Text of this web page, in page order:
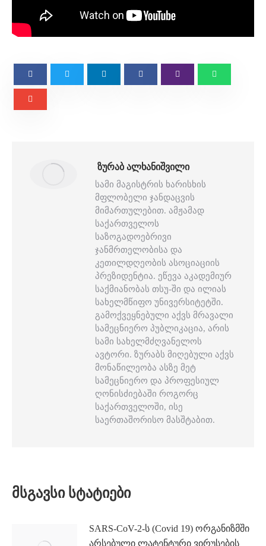
ᲖᲣᲠᲐᲑ ᲐᲚᲮᲐᲜᲘᲨᲕᲘᲚᲘ
სამი მაგისტრის ხარისხის
მფლობელი ჯანდაცვის
მიმართულებით. ამჟამად
საქართველოს
საზოგადოებრივი
ჯანმრთელობისა და
კეთილდღეობის ასოციაციის
პრეზიდენტია. ეწევა აკადემიურ
საქმიანობას თსუ-ში და ილიას
სახელმწიფო უნივერსიტეტში.
გამოქვეყნებული აქვს მრავალი
სამეცნიერო პუბლიკაცია, არის
სამი სახელმძღვანელოს
ავტორი. ზურაბს მიღებული აქვს
მონაწილეობა ასზე მეტ
სამეცნიერო და პროფესიულ
ღონისძიებაში როგორც
საქართველოში, ისე
საერთაშორისო მასშტაბით.
ᲛᲡᲒᲐᲕᲡᲘ ᲡᲢᲐᲢᲘᲔᲑᲘ
SARS-CoV-2-ს (Covid 19) ორგანიზმში
არსებული ლატენტური ვირუსების